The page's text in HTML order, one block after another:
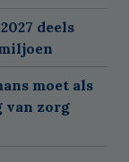
deels
moet als
van zorg